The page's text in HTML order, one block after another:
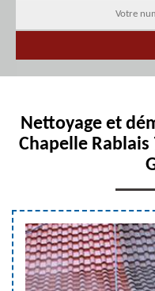
Nettoyage et
Chapelle